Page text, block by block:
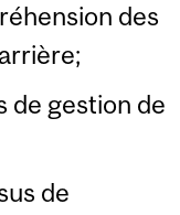
des
de gestion de
de